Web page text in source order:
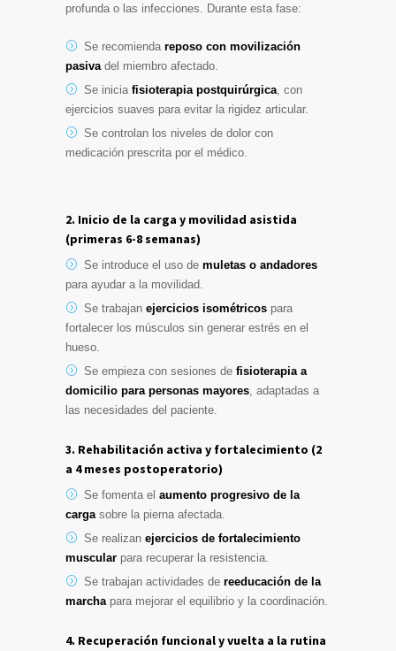
profunda o las infecciones. Durante esta fase:
Se recomienda reposo con movilización
pasivadel miembro afectado.
Se inicia fisioterapia postquirúrgica, con
ejercicios suaves para evitar la rigidez articular.
Se controlan los niveles de dolor con
medicación prescrita por el médico.
2. Inicio de la carga y movilidad asistida
(primeras 6-8 semanas)
Se introduce el uso de muletas o andadores
para ayudar a la movilidad.
Se trabajan ejercicios isométricos para
fortalecer los músculos sin generar estrés en el
hueso.
Se empieza con sesiones de fisioterapia a
domicilio para personas mayores, adaptadas a
las necesidades del paciente.
3. Rehabilitación activa y fortalecimiento (2
a 4 meses postoperatorio)
Se fomenta el aumento progresivo de la
cargasobre la pierna afectada.
Se realizan ejercicios de fortalecimiento
muscular para recuperar la resistencia.
Se trabajan actividades de reeducación de la
marchapara mejorar el equilibrio y la coordinación.
4. Recuperación funcional y vuelta a la rutina